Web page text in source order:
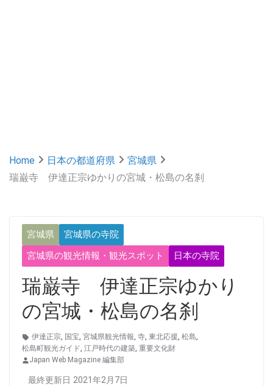
Home 日本の都道府県
宮城県
瑞巌寺 伊達正宗ゆかりの宮城・松島の名刹
宮城県
宮城県の寺院
宮城県の観光情報・観光スポット
日本の寺院
瑞巌寺 伊達正宗ゆかり
の宮城・松島の名刹
伊達正宗, 国宝, 宮城県観光情報, 寺, 東北応援, 松島,
松島町観光ガイド, 江戸時代の建築, 重要文化財
Japan Web Magazine 編集部
最終更新日 2021年2月7日